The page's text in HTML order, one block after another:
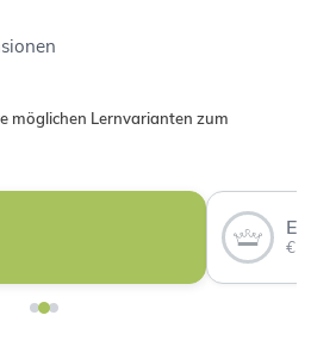
möglichen Lernvarianten zum
€